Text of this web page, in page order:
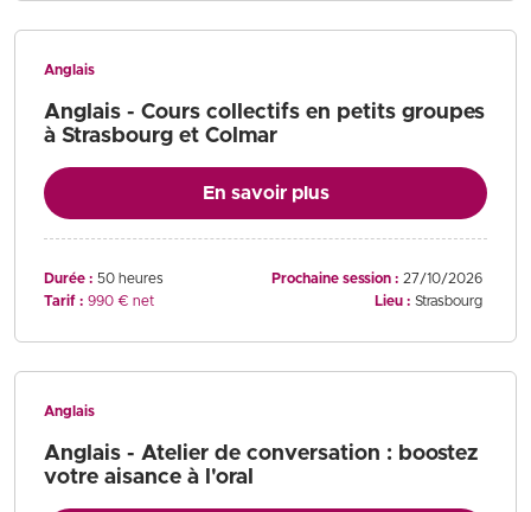
Anglais
Anglais - Cours collectifs en petits groupes
à Strasbourg et Colmar
En savoir plus
Durée : 50 heures Prochaine session : 27/10/2026
Tarif : 990 € net Lieu : Strasbourg
Anglais
Anglais - Atelier de conversation : boostez
votre aisance à l'oral